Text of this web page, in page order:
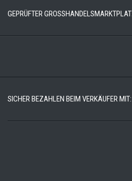
GEPRÜFTER GROSSHANDELSMARKTPLATZ
SICHER BEZAHLEN BEIM VERKÄUFER MIT: